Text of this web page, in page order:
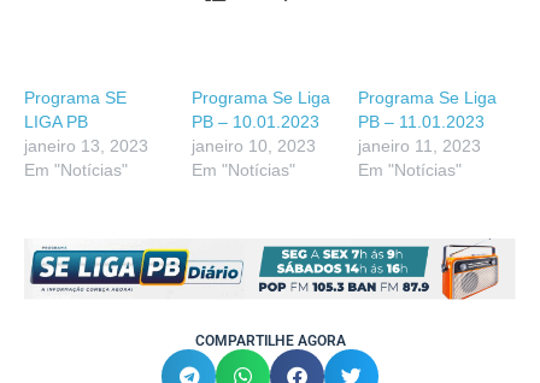
Programa SE
LIGA PB
janeiro 13, 2023
Em "Notícias"
Programa Se Liga
PB – 10.01.2023
janeiro 10, 2023
Em "Notícias"
Programa Se Liga
PB – 11.01.2023
janeiro 11, 2023
Em "Notícias"
COMPARTILHE AGORA